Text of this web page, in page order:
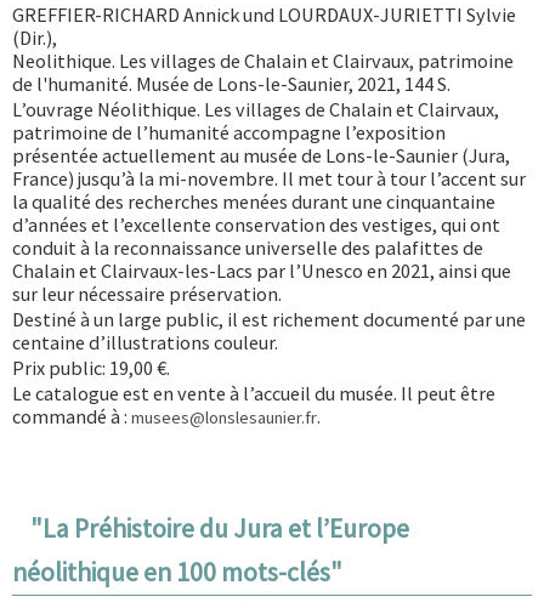
GREFFIER-RICHARD Annick und LOURDAUX-JURIETTI Sylvie
(Dir.),
Neolithique. Les villages de Chalain et Clairvaux, patrimoine
de l'humanité. Musée de Lons-le-Saunier, 2021, 144 S.
L’ouvrage Néolithique. Les villages de Chalain et Clairvaux,
patrimoine de l’humanité accompagne l’exposition
présentée actuellement au musée de Lons-le-Saunier (Jura,
France) jusqu’à la mi-novembre. Il met tour à tour l’accent sur
la qualité des recherches menées durant une cinquantaine
d’années et l’excellente conservation des vestiges, qui ont
conduit à la reconnaissance universelle des palafittes de
Chalain et Clairvaux-les-Lacs par l’Unesco en 2021, ainsi que
sur leur nécessaire préservation.
Destiné à un large public, il est richement documenté par une
centaine d’illustrations couleur.
Prix public: 19,00 €.
Le catalogue est en vente à l’accueil du musée. Il peut être
commandé à : musees@lonslesaunier.fr.
"La Préhistoire du Jura et l’Europe
néolithique en 100 mots-clés"